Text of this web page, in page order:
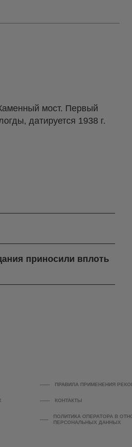
мост. Первый
датируется 1938 г.
приносили вплоть
ПРАВИЛА ПРИМЕНЕНИЯ
КОНТАКТЫ
ПОЛИТИКА ОПЕРАТОРА В
ПЕРСОНАЛЬНЫХ ДАННЫХ